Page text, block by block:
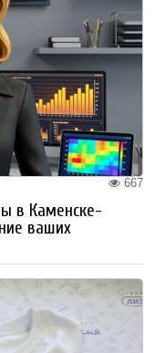
667
в Каменске-
ваших